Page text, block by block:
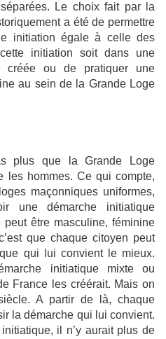
Le choix fait par la
a été de permettre
initiation égale à celle des
initiation soit dans une
créée ou de pratiquer une
au sein de la Grande Loge
plus que la Grande Loge
les hommes. Ce qui compte,
maçonniques uniformes,
une démarche initiatique
peut être masculine, féminine
que chaque citoyen peut
qui lui convient le mieux.
initiatique mixte ou
France les créérait. Mais on
A partir de là, chaque
la démarche qui lui convient.
initiatique, il n’y aurait plus de